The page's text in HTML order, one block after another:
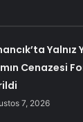
Yalnız
Cenazesi
7, 2026